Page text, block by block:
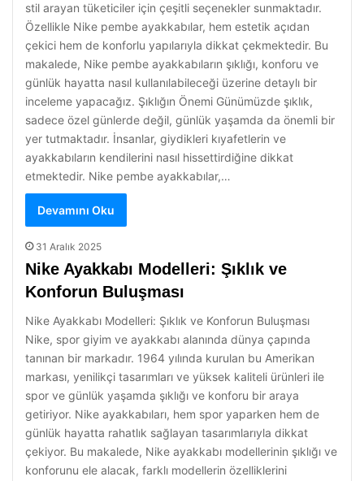
stil arayan tüketiciler için çeşitli seçenekler sunmaktadır.
Özellikle Nike pembe ayakkabılar, hem estetik açıdan
çekici hem de konforlu yapılarıyla dikkat çekmektedir. Bu
makalede, Nike pembe ayakkabıların şıklığı, konforu ve
günlük hayatta nasıl kullanılabileceği üzerine detaylı bir
inceleme yapacağız. Şıklığın Önemi Günümüzde şıklık,
sadece özel günlerde değil, günlük yaşamda da önemli bir
yer tutmaktadır. İnsanlar, giydikleri kıyafetlerin ve
ayakkabıların kendilerini nasıl hissettirdiğine dikkat
etmektedir. Nike pembe ayakkabılar,…
Devamını Oku
31 Aralık 2025
Nike Ayakkabı Modelleri: Şıklık ve
Konforun Buluşması
Nike Ayakkabı Modelleri: Şıklık ve Konforun Buluşması
Nike, spor giyim ve ayakkabı alanında dünya çapında
tanınan bir markadır. 1964 yılında kurulan bu Amerikan
markası, yenilikçi tasarımları ve yüksek kaliteli ürünleri ile
spor ve günlük yaşamda şıklığı ve konforu bir araya
getiriyor. Nike ayakkabıları, hem spor yaparken hem de
günlük hayatta rahatlık sağlayan tasarımlarıyla dikkat
çekiyor. Bu makalede, Nike ayakkabı modellerinin şıklığı ve
konforunu ele alacak, farklı modellerin özelliklerini